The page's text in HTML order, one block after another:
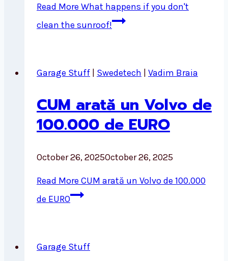
Read More What happens if you don't
clean the sunroof!
Garage Stuff Swedetech Vadim Braia
CUM arată un Volvo de
100.000 de EURO
October 26, 2025October 26, 2025
Read More CUM arată un Volvo de 100.000
de EURO
Garage Stuff